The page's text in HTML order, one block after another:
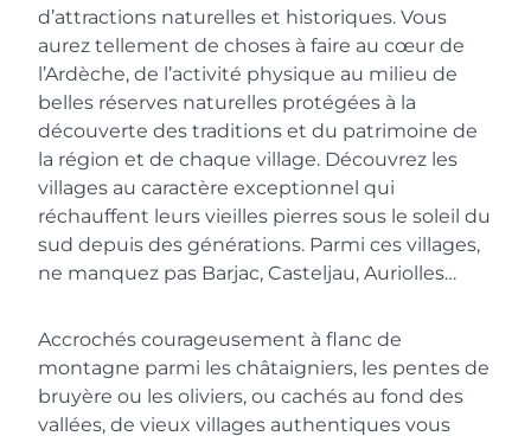
d’attractions naturelles et historiques. Vous
aurez tellement de choses à faire au cœur de
l’Ardèche, de l’activité physique au milieu de
belles réserves naturelles protégées à la
découverte des traditions et du patrimoine de
la région et de chaque village. Découvrez les
villages au caractère exceptionnel qui
réchauffent leurs vieilles pierres sous le soleil du
sud depuis des générations. Parmi ces villages,
ne manquez pas Barjac, Casteljau, Auriolles…
Accrochés courageusement à flanc de
montagne parmi les châtaigniers, les pentes de
bruyère ou les oliviers, ou cachés au fond des
vallées, de vieux villages authentiques vous